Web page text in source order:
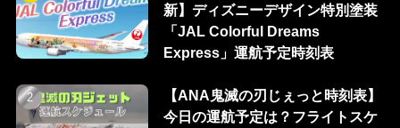
新】ディズニーデザイン特別塗装
「JAL Colorful Dreams
Express」運航予定時刻表
【ANA鬼滅の刃じぇっと時刻表】
今日の運航予定は？フライトスケ